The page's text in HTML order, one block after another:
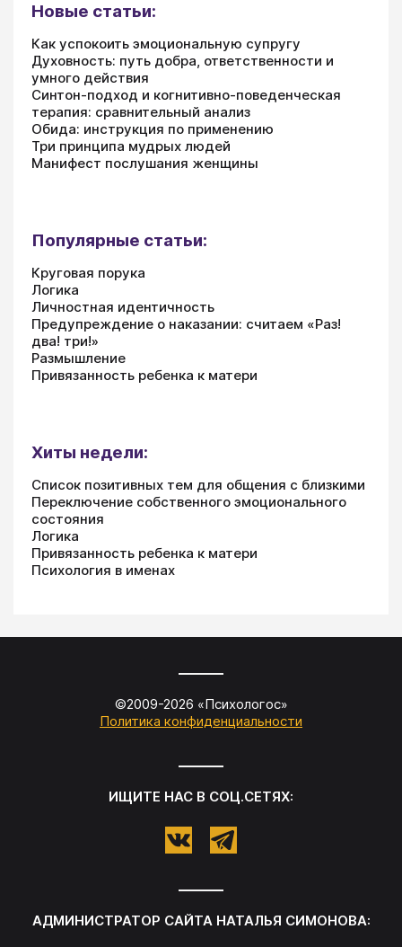
Новые статьи:
Как успокоить эмоциональную супругу
Духовность: путь добра, ответственности и
умного действия
Синтон-подход и когнитивно-поведенческая
терапия: сравнительный анализ
Обида: инструкция по применению
Три принципа мудрых людей
Манифест послушания женщины
Популярные статьи:
Круговая порука
Логика
Личностная идентичность
Предупреждение о наказании: считаем «Раз!
два! три!»
Размышление
Привязанность ребенка к матери
Хиты недели:
Список позитивных тем для общения с близкими
Переключение собственного эмоционального
состояния
Логика
Привязанность ребенка к матери
Психология в именах
©2009-2026 «Психологос»
Политика конфиденциальности
ИЩИТЕ НАС В СОЦ.СЕТЯХ:
АДМИНИСТРАТОР САЙТА НАТАЛЬЯ СИМОНОВА: